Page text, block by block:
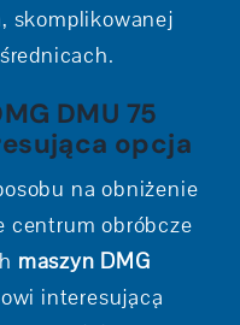
skomplikowanej
DMU 75
opcja
na obniżenie
centrum obróbcze
maszyn DMG
interesującą